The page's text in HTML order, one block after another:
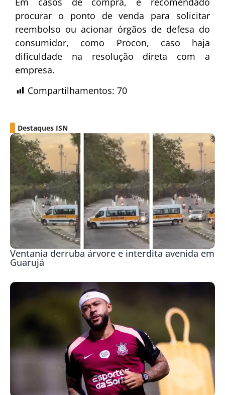
procurar o ponto de venda para solicitar
reembolso ou acionar órgãos de defesa do
consumidor, como Procon, caso haja
dificuldade na resolução direta com a
empresa.
Compartilhamentos: 70
Destaques ISN
Ventania derruba árvore e interdita avenida em
Guarujá